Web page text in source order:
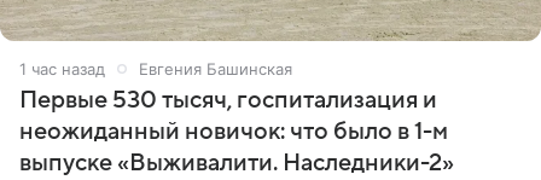
1 час назад Евгения Башинская
Первые 530 тысяч, госпитализация и
неожиданный новичок: что было в 1-м
выпуске «Выживалити. Наследники-2»